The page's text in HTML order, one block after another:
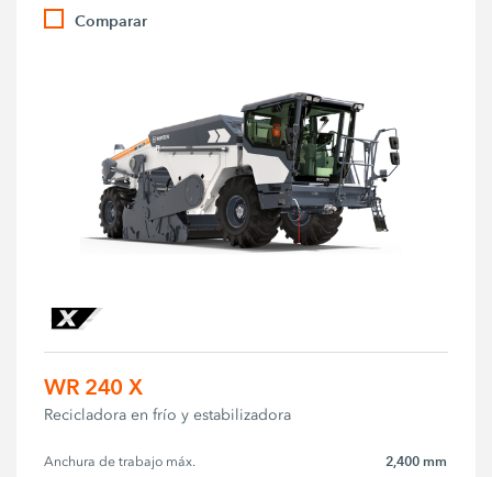
Comparar
WR 240 X
Recicladora en frío y estabilizadora
Anchura de trabajo máx. 2,400 mm